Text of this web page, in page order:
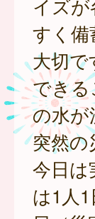
イズ
すく
大切で
でき
の水
突然の
今日は
は1人